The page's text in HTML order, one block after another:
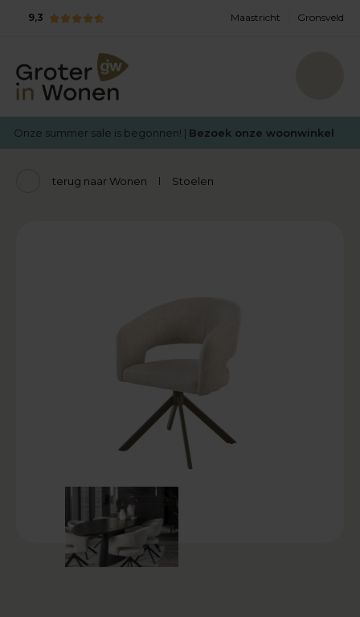
9,3 Maastricht Gronsveld
Onze summer sale is begonnen! | Bezoek onze woonwinkel
terug naar Wonen Stoelen